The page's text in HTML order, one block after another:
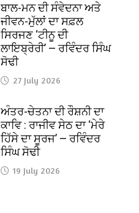
ਬਾਲ-ਮਨ ਦੀ ਸੰਵੇਦਨਾ ਅਤੇ
ਜੀਵਨ-ਮੁੱਲਾਂ ਦਾ ਸਫ਼ਲ
ਸਿਰਜਣ ‘ਟੀਨੂ ਦੀ
ਲਾਇਬ੍ਰੇਰੀ’ — ਰਵਿੰਦਰ ਸਿੰਘ
ਸੋਢੀ
27 July 2026
ਅੰਤਰ-ਚੇਤਨਾ ਦੀ ਰੌਸ਼ਨੀ ਦਾ
ਕਾਵਿ : ਰਾਜੀਵ ਸੇਠ ਦਾ ‘ਮੇਰੇ
ਹਿੱਸੇ ਦਾ ਸੂਰਜ’ — ਰਵਿੰਦਰ
ਸਿੰਘ ਸੋਢੀ
19 July 2026